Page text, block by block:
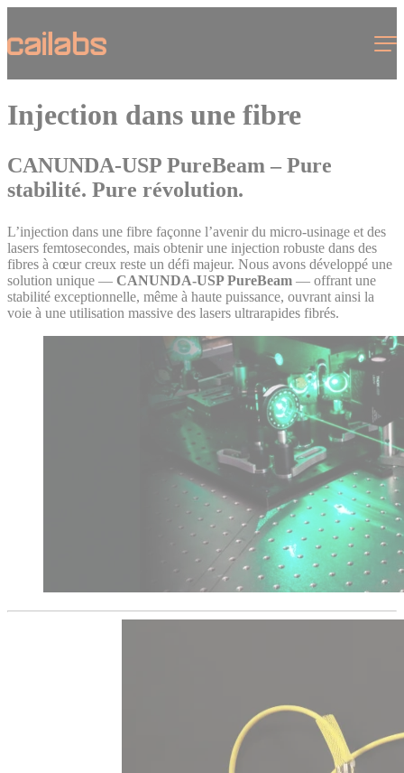
Cookies management panel
Injection dans une fibre
CANUNDA-USP PureBeam – Pure
stabilité. Pure révolution.
L’injection dans une fibre façonne l’avenir du micro-usinage et des
lasers femtosecondes, mais obtenir une injection robuste dans des
fibres à cœur creux reste un défi majeur. Nous avons développé une
solution unique — CANUNDA-USP PureBeam — offrant une
stabilité exceptionnelle, même à haute puissance, ouvrant ainsi la
voie à une utilisation massive des lasers ultrarapides fibrés.